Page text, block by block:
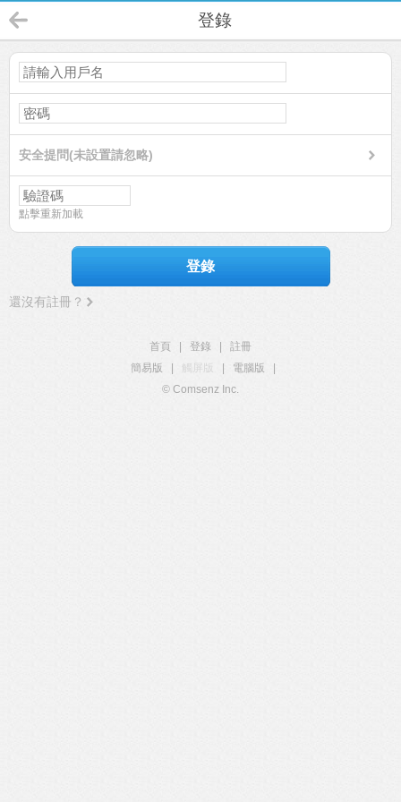
登錄
安全提問(未設置請忽略)
點擊重新加載
登錄
還沒有註冊？
首頁 登錄
註冊
簡易版
觸屏版 電腦版
© Comsenz Inc.